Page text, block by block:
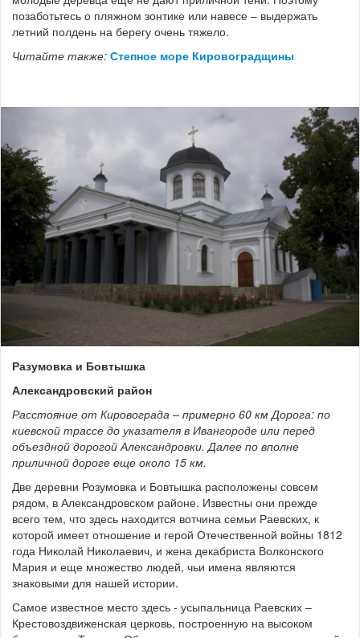
позаботьтесь о пляжном зонтике или навесе – выдержать
летний полдень на берегу очень тяжело.
Читайте также: Степное море Кировоградщины
Разумовка и Бовтышка
Александровский район
Расстояние от Кировограда – примерно 60 км Дорога: по
киевской трассе до указателя в Ивангороде или перед
объездной дорогой Александровки. Далее по вполне
приличной дороге еще около 15 км.
Две деревни Розумовка и Бовтышка расположены совсем
рядом, в Александровском районе. Известны они прежде
всего тем, что здесь находится вотчина семьи Раевских, к
которой имеет отношение и герой Отечественной войны 1812
года Николай Николаевич, и жена декабриста Волконского
Мария и еще множество людей, чьи имена являются
знаковыми для нашей истории.
Самое известное место здесь - усыпальница Раевских –
Крестовоздвиженская церковь, построенную на высоком